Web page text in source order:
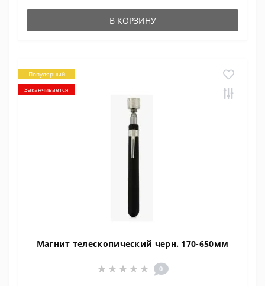
В КОРЗИНУ
Популярный
Заканчивается
Магнит телескопический черн. 170-650мм
0